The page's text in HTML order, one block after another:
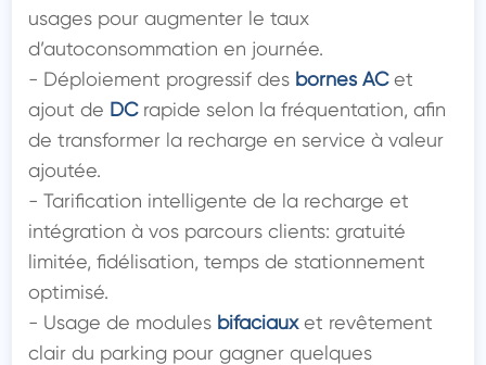
usages pour augmenter le taux
d’autoconsommation en journée.
- Déploiement progressif des bornes AC et
ajout de DC rapide selon la fréquentation, afin
de transformer la recharge en service à valeur
ajoutée.
- Tarification intelligente de la recharge et
intégration à vos parcours clients: gratuité
limitée, fidélisation, temps de stationnement
optimisé.
- Usage de modules bifaciaux et revêtement
clair du parking pour gagner quelques